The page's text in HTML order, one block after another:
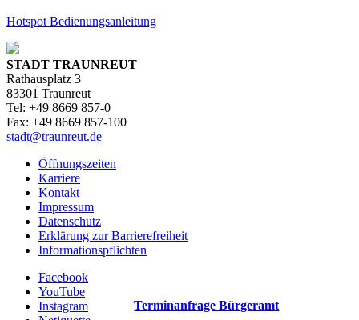
Hotspot Bedienungsanleitung
STADT TRAUNREUT
Rathausplatz 3
83301 Traunreut
Tel: +49 8669 857-0
Fax: +49 8669 857-100
stadt@traunreut.de
Öffnungszeiten
Karriere
Kontakt
Impressum
Datenschutz
Erklärung zur Barrierefreiheit
Informationspflichten
Facebook
YouTube
Instagram
Terminanfrage Bürgeramt